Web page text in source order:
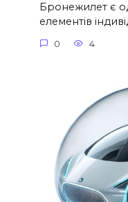
Бронежилет є
елементів
0 4